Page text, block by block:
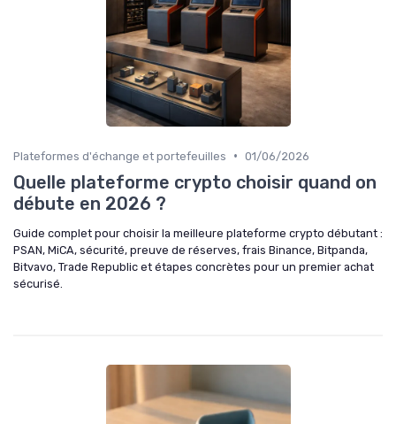
Plateformes d'échange et portefeuilles • 01/06/2026
Quelle plateforme crypto choisir quand on
débute en 2026 ?
Guide complet pour choisir la meilleure plateforme crypto débutant :
PSAN, MiCA, sécurité, preuve de réserves, frais Binance, Bitpanda,
Bitvavo, Trade Republic et étapes concrètes pour un premier achat
sécurisé.